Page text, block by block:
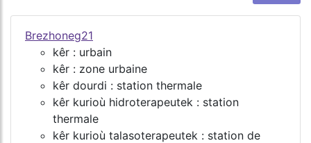
Brezhoneg21
kêr : urbain
kêr : zone urbaine
kêr dourdi : station thermale
kêr kurioù hidroterapeutek : station
thermale
kêr kurioù talasoterapeutek : station de